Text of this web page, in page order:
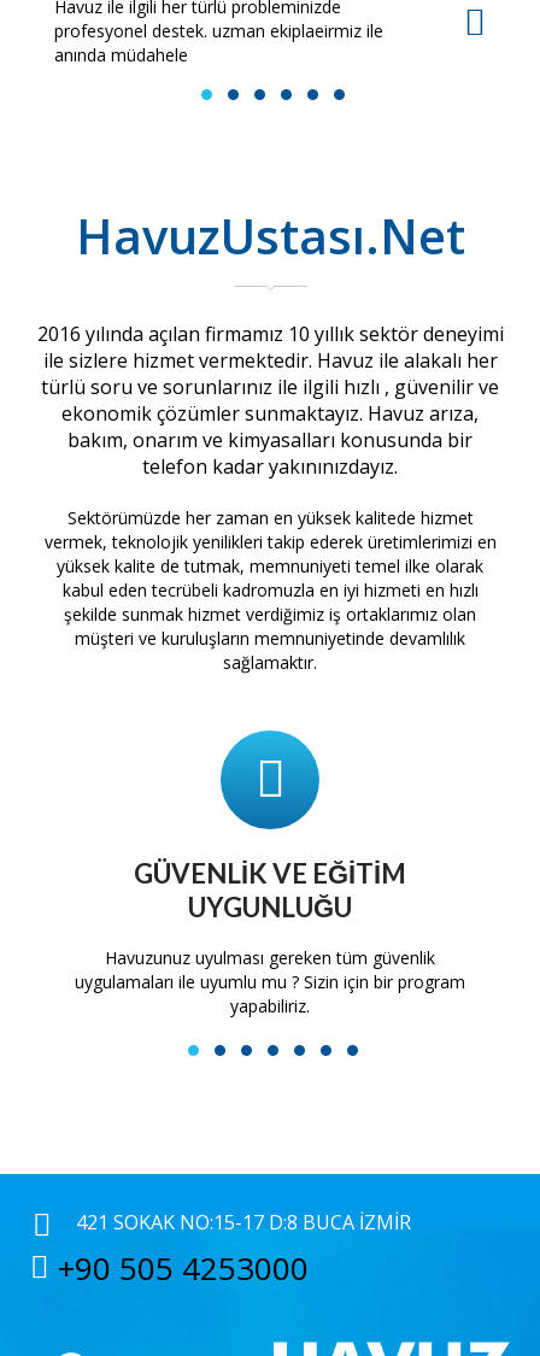
Havuz ile ilgili her türlü probleminizde
profesyonel destek. uzman ekiplaeirmiz ile
anında müdahele
1 2 3 4 5 6
HavuzUstası.Net
2016 yılında açılan firmamız 10 yıllık sektör deneyimi
ile sizlere hizmet vermektedir. Havuz ile alakalı her
türlü soru ve sorunlarınız ile ilgili hızlı , güvenilir ve
ekonomik çözümler sunmaktayız. Havuz arıza,
bakım, onarım ve kimyasalları konusunda bir
telefon kadar yakınınızdayız.
Sektörümüzde her zaman en yüksek kalitede hizmet
vermek, teknolojik yenilikleri takip ederek üretimlerimizi en
yüksek kalite de tutmak, memnuniyeti temel ilke olarak
kabul eden tecrübeli kadromuzla en iyi hizmeti en hızlı
şekilde sunmak hizmet verdiğimiz iş ortaklarımız olan
müşteri ve kuruluşların memnuniyetinde devamlılık
sağlamaktır.
GÜVENLIK VE EĞITIM
UYGUNLUĞU
Havuzunuz uyulması gereken tüm güvenlik
uygulamaları ile uyumlu mu ? Sizin için bir program
yapabiliriz.
1 2 3 4 5 6 7
421 SOKAK NO:15-17 D:8 BUCA İZMIR
+90 505 4253000